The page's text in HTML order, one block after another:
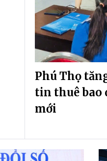
Phú Thọ
tin thuê bao
mới